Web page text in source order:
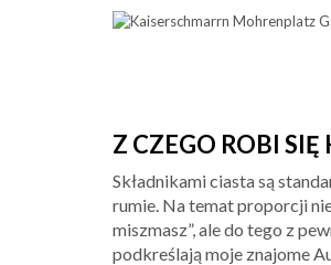
Z CZEGO ROBI
Składnikami ciasta są
rumie. Na temat proporcji
miszmasz”, ale do tego z
podkreślają moje znajome